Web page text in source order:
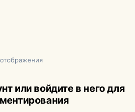
или войдите в него для